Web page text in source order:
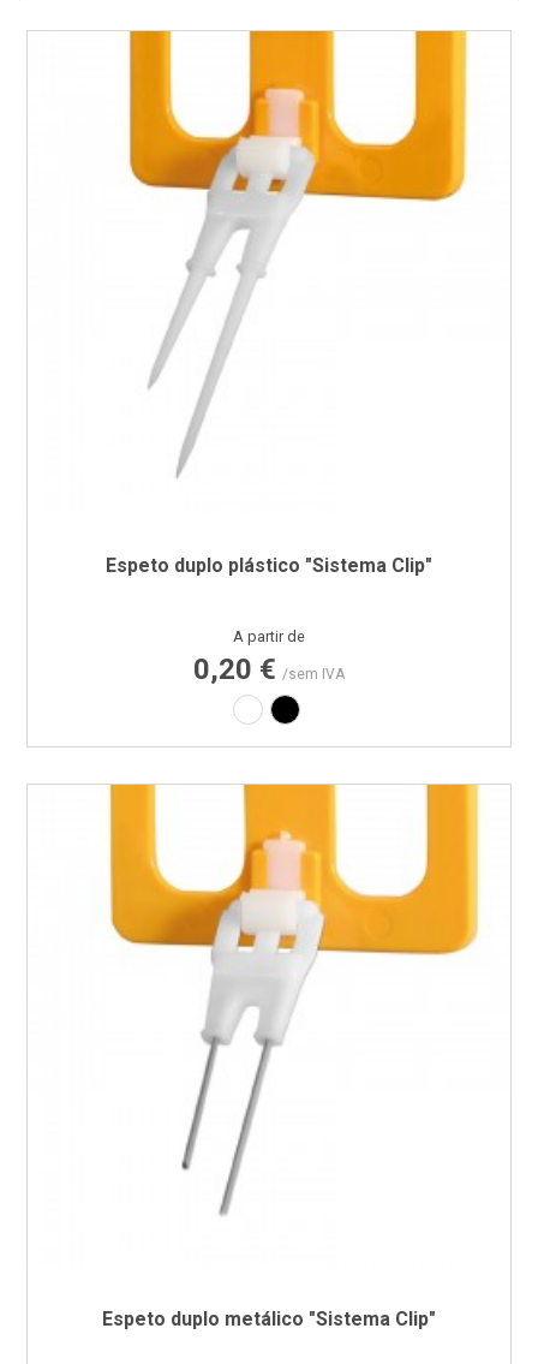
Espeto duplo plástico "Sistema Clip"
Preço
A partir de
0,20 € /sem IVA
BrancoPreto
Espeto duplo metálico "Sistema Clip"